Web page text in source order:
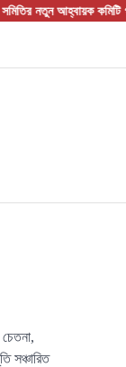
নতুন আহ্বায়ক কমিটি গঠন
সঞ্চারিত